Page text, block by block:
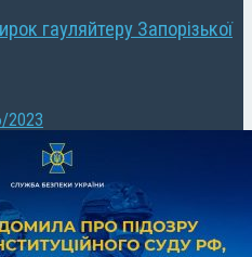
гауляйтеру Запорізької
2023